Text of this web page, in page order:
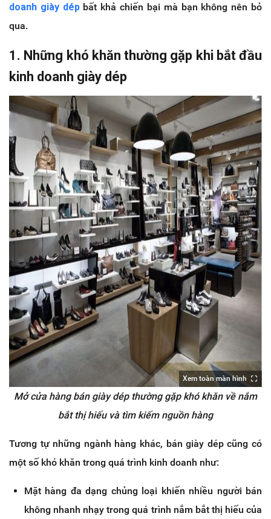
doanh giày dépbất khả chiến bại mà bạn không nên bỏ
qua.
1. Những khó khăn thường gặp khi bắt đầu
kinh doanh giày dép
Xem toàn màn hình
Mở cửa hàng bán giày dép thường gặp khó khăn về nắm
bắt thị hiếu và tìm kiếm nguồn hàng
Tương tự những ngành hàng khác, bán giày dép cũng có
một số khó khăn trong quá trình kinh doanh như:
Mặt hàng đa dạng chủng loại khiến nhiều người bán
không nhanh nhạy trong quá trình nắm bắt thị hiếu của